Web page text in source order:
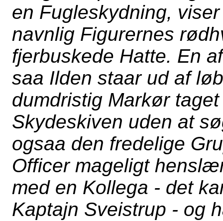
en Fugleskydning,
navnlig Figurernes
fjerbuskede Hatte. En
saa Ilden staar ud af
dumdristig Markør
Skydeskiven uden at
ogsaa den fredelige
Officer mageligt
med en Kollega - det
Kaptajn Sveistrup - og